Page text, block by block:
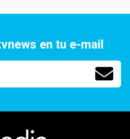
en tu e-mail